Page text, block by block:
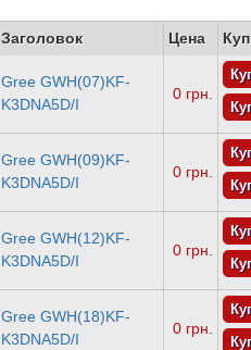
Заголовок Цена
Gree GWH(07)KF-
K3DNA5D/I
0 грн.
Gree GWH(09)KF-
K3DNA5D/I
0 грн.
Gree GWH(12)KF-
K3DNA5D/I
0 грн.
Gree GWH(18)KF-
K3DNA5D/I
0 грн.